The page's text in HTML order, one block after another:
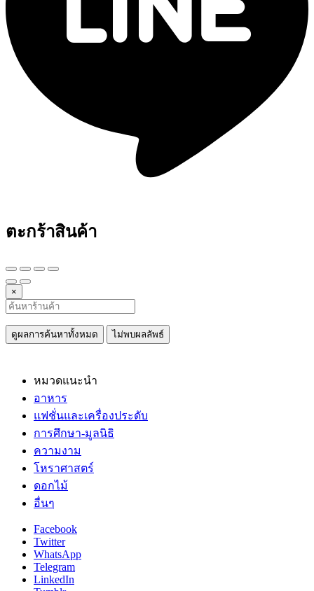
ตะกร้าสินค้า
×
ดูผลการค้นหาทั้งหมด ไม่พบผลลัพธ์
หมวดแนะนำ
อาหาร
แฟชั่นและเครื่องประดับ
การศึกษา-มูลนิธิ
ความงาม
โหราศาสตร์
ดอกไม้
อื่นๆ
Facebook
Twitter
WhatsApp
Telegram
LinkedIn